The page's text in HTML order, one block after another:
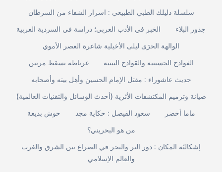
سلسلة دليلك الطبي الطبيعي : اسرار الشفاء من السرطان
الخبر في الأدب العربي؛ دراسة في السردية العربية
جذور البلاء
الوالهة الحرَى ليلى الأخيلية شاعرة العصر الأموي
غرناطة تسقط مرتين
الفوادح الحسينية والقوادح البينية
حديث عاشوراء : مقتل الإمام الحسين وأهل بيته وأصحابه
صيانة وترميم المكتشفات الأثرية (أحدث الوسائل والتقنيات العالمية)
حوش بديعة
سعود الفيصل : حكاية مجد
ماما أخضر
من هو البحريني؟
إشكاليّة المكان : دور البر والبحر في الصراع بين الشرق والغرب
والعالم الإسلامي